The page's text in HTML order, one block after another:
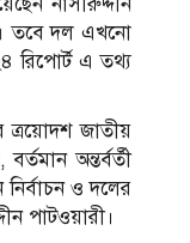
তবে দল এখনো
রিপোর্ট এ তথ্য
ত্রয়োদশ জাতীয়
অন্তর্বর্তী
ও দলের
পাটওয়ারী।